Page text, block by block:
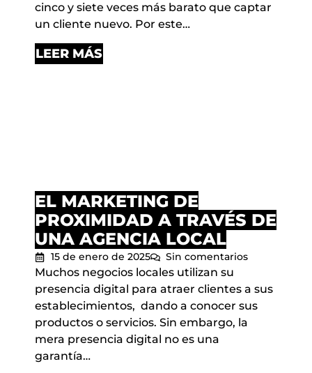
cinco y siete veces más barato que captar
un cliente nuevo. Por este…
LEER MÁS
EL MARKETING DE
PROXIMIDAD A TRAVÉS DE
UNA AGENCIA LOCAL
15 de enero de 2025 Sin comentarios
Muchos negocios locales utilizan su
presencia digital para atraer clientes a sus
establecimientos, dando a conocer sus
productos o servicios. Sin embargo, la
mera presencia digital no es una
garantía…